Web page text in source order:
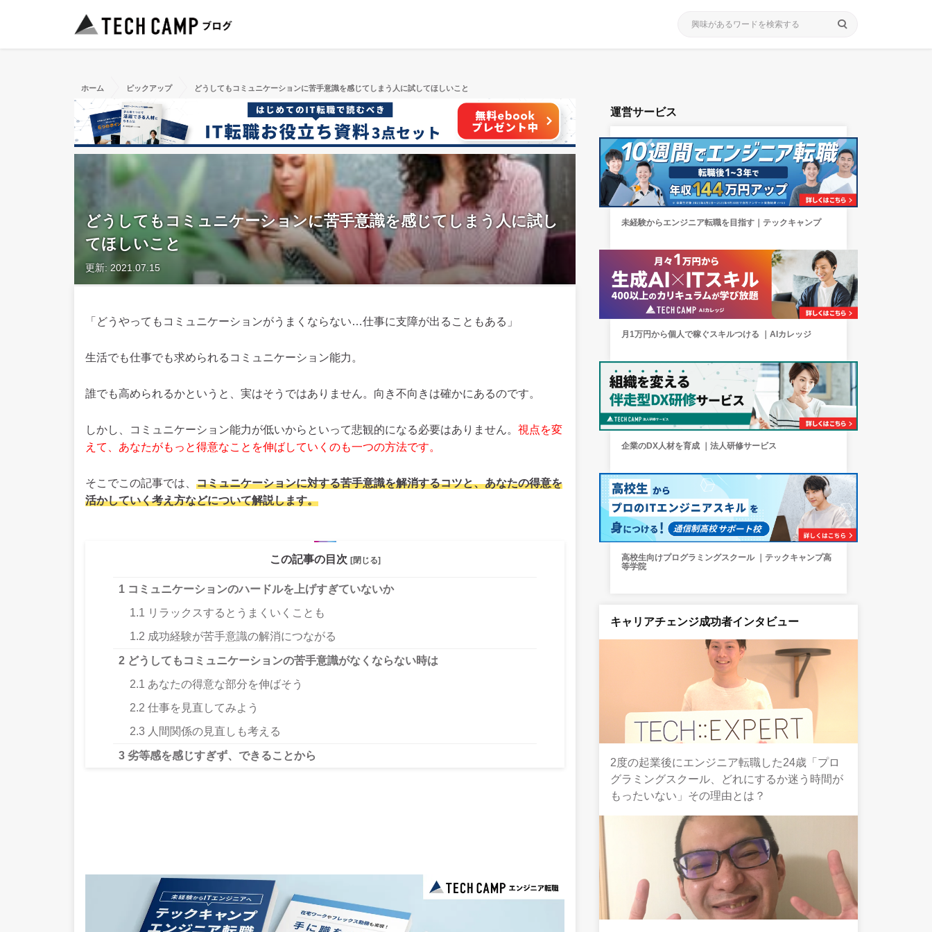
search
ホーム ピックアップ どうしてもコミュニケーションに苦手意識を感じてしまう人に試してほしいこと
どうしてもコミュニケーションに苦手意識を感じてしまう人に試し
てほしいこと
更新: 2021.07.15
「どうやってもコミュニケーションがうまくならない…仕事に支障が出ることもある」
生活でも仕事でも求められるコミュニケーション能力。
誰でも高められるかというと、実はそうではありません。向き不向きは確かにあるのです。
しかし、コミュニケーション能力が低いからといって悲観的になる必要はありません。 視点を変
えて、あなたがもっと得意なことを伸ばしていくのも一つの方法です。
そこでこの記事では、 コミュニケーションに対する苦手意識を解消するコツと、あなたの得意を
活かしていく考え方などについて解説します。
この記事の目次 [閉じる]
1 コミュニケーションのハードルを上げすぎていないか
1.1 リラックスするとうまくいくことも
1.2 成功経験が苦手意識の解消につながる
2 どうしてもコミュニケーションの苦手意識がなくならない時は
2.1 あなたの得意な部分を伸ばそう
2.2 仕事を見直してみよう
2.3 人間関係の見直しも考える
3 劣等感を感じすぎず、できることから
運営サービス
未経験からエンジニア転職を目指す｜テックキャンプ
月1万円から個人で稼ぐスキルつける ｜AIカレッジ
企業のDX人材を育成 ｜法人研修サービス
高校生向けプログラミングスクール ｜テックキャンプ高
等学院
キャリアチェンジ成功者インタビュー
2度の起業後にエンジニア転職した24歳「プロ
グラミングスクール、どれにするか迷う時間が
もったいない」その理由とは？